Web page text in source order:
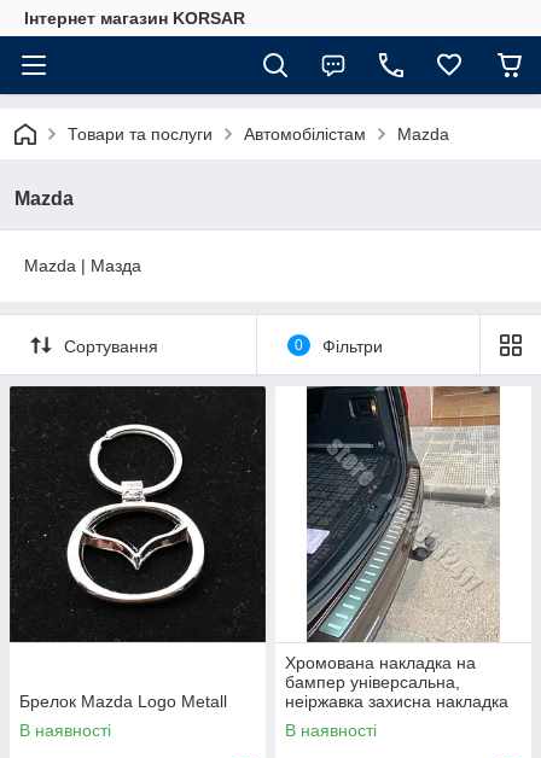
Iнтернет магазин KORSAR
Товари та послуги Автомобілістам Mazda
Mazda
Mazda | Мазда
Сортування 0 Фільтри
Брелок Mazda Logo Metall
В наявності
Хромована накладка на
бампер універсальна,
неіржавка захисна накладка
Premium bumper cover
В наявності